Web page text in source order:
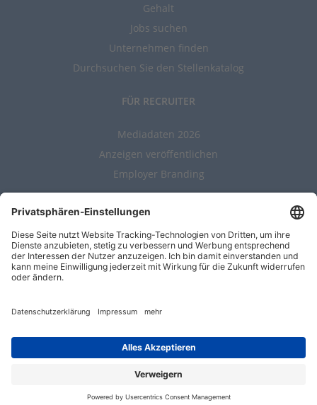
Gehalt
Jobs suchen
Unternehmen finden
Durchsuchen Sie den Stellenkatalog
FÜR RECRUITER
Mediadaten 2026
Anzeigen veröffentlichen
Employer Branding
ALLGEMEIN
Kontakt
AGBs
Entwickelt durchJobiqo